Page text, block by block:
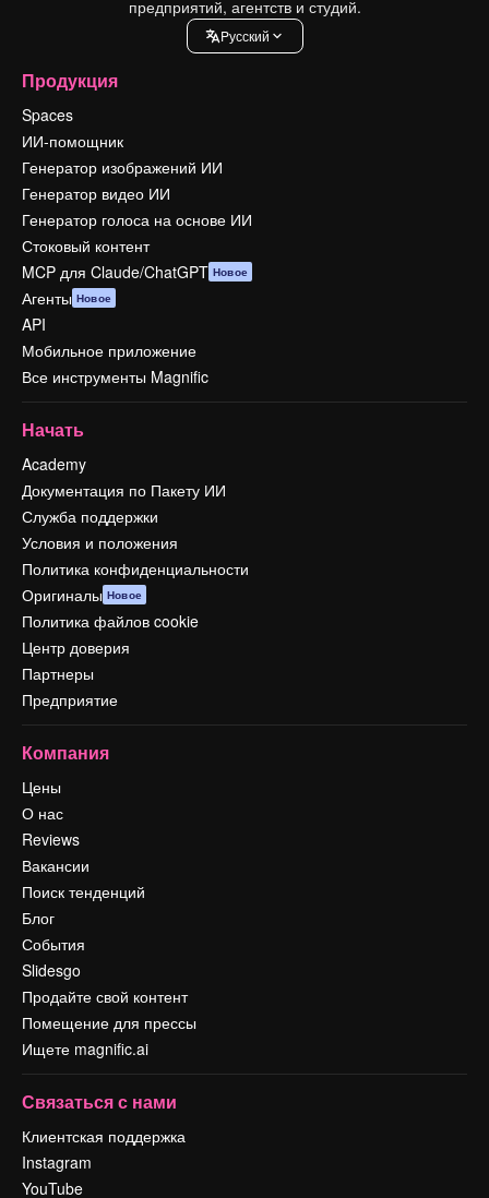
предприятий, агентств и студий.
Pусский
Продукция
Spaces
ИИ-помощник
Генератор изображений ИИ
Генератор видео ИИ
Генератор голоса на основе ИИ
Стоковый контент
MCP для Claude/ChatGPT Новое
Агенты Новое
API
Мобильное приложение
Все инструменты Magnific
Начать
Academy
Документация по Пакету ИИ
Служба поддержки
Условия и положения
Политика конфиденциальности
Оригиналы Новое
Политика файлов cookie
Центр доверия
Партнеры
Предприятие
Компания
Цены
О нас
Reviews
Вакансии
Поиск тенденций
Блог
События
Slidesgo
Продайте свой контент
Помещение для прессы
Ищете magnific.ai
Связаться с нами
Клиентская поддержка
Instagram
YouTube